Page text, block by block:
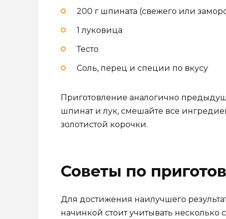
200 г шпината (свежего или
1 луковица
Тесто
Соль, перец и специи по вкусу
Приготовление аналогично
шпинат и лук, смешайте все
золотистой корочки.
Советы по
Для достижения наилучшего
начинкой стоит учитывать несколько